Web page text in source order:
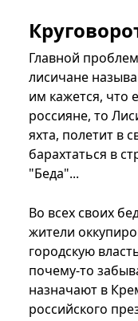
Главной
лисичане
им кажется, что
россияне, то
яхта, полетит в
барахтаться в
"Беда"...
Во всех своих
жители
городскую
почему-то
назначают в
российского